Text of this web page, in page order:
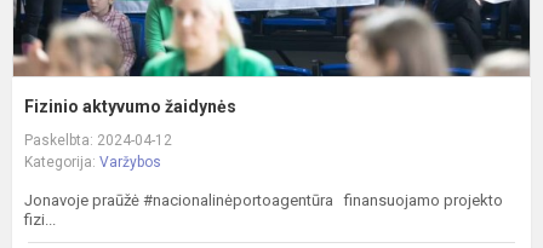
Fizinio aktyvumo žaidynės
Paskelbta: 2024-04-12
Kategorija: Varžybos
Jonavoje praūžė #nacionalinėportoagentūra finansuojamo projekto
fizi...